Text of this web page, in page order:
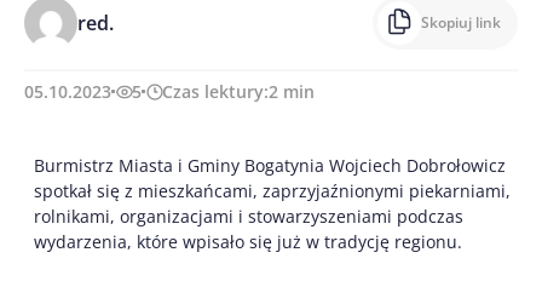
red. Skopiuj link
05.10.2023 5 Czas lektury:2 min
Burmistrz Miasta i Gminy Bogatynia Wojciech Dobrołowicz
spotkał się z mieszkańcami, zaprzyjaźnionymi piekarniami,
rolnikami, organizacjami i stowarzyszeniami podczas
wydarzenia, które wpisało się już w tradycję regionu.